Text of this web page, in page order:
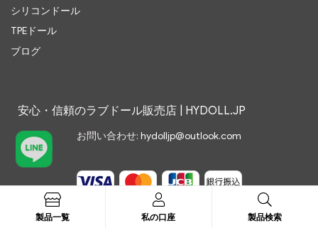
シリコンドール
TPEドール
ブログ
安心・信頼のラブドール販売店 | HYDOLL.JP
お問い合わせ: hydolljp@outlook.com
製品一覧 私の口座 製品検索